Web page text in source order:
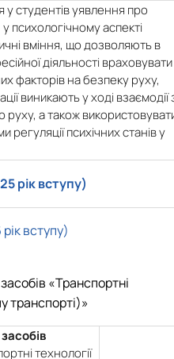
студентів уявлення про
психологічному аспекті
вміння, що дозволяють в
діяльності враховувати
факторів на безпеку руху,
виникають у ході взаємодії
а також
регуляції психічних станів у
рік вступу)
вступу)
«Транспортні
транспорті)»
технології